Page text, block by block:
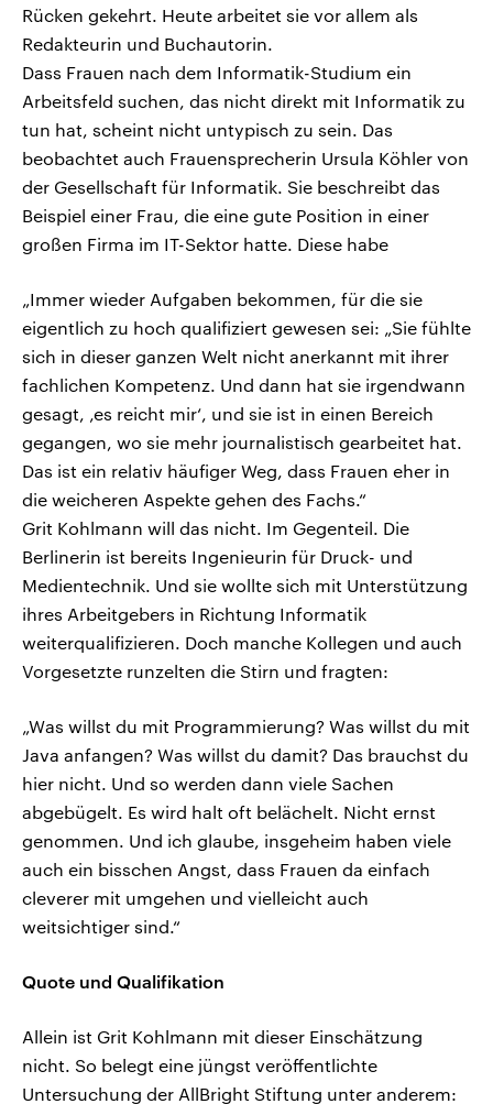
Rücken gekehrt. Heute arbeitet sie vor allem als
Redakteurin und Buchautorin.
Dass Frauen nach dem Informatik-Studium ein
Arbeitsfeld suchen, das nicht direkt mit Informatik zu
tun hat, scheint nicht untypisch zu sein. Das
beobachtet auch Frauensprecherin Ursula Köhler von
der Gesellschaft für Informatik. Sie beschreibt das
Beispiel einer Frau, die eine gute Position in einer
großen Firma im IT-Sektor hatte. Diese habe
„Immer wieder Aufgaben bekommen, für die sie
eigentlich zu hoch qualifiziert gewesen sei: „Sie fühlte
sich in dieser ganzen Welt nicht anerkannt mit ihrer
fachlichen Kompetenz. Und dann hat sie irgendwann
gesagt, ‚es reicht mir‘, und sie ist in einen Bereich
gegangen, wo sie mehr journalistisch gearbeitet hat.
Das ist ein relativ häufiger Weg, dass Frauen eher in
die weicheren Aspekte gehen des Fachs.“
Grit Kohlmann will das nicht. Im Gegenteil. Die
Berlinerin ist bereits Ingenieurin für Druck- und
Medientechnik. Und sie wollte sich mit Unterstützung
ihres Arbeitgebers in Richtung Informatik
weiterqualifizieren. Doch manche Kollegen und auch
Vorgesetzte runzelten die Stirn und fragten:
„Was willst du mit Programmierung? Was willst du mit
Java anfangen? Was willst du damit? Das brauchst du
hier nicht. Und so werden dann viele Sachen
abgebügelt. Es wird halt oft belächelt. Nicht ernst
genommen. Und ich glaube, insgeheim haben viele
auch ein bisschen Angst, dass Frauen da einfach
cleverer mit umgehen und vielleicht auch
weitsichtiger sind.“
Quote und Qualifikation
Allein ist Grit Kohlmann mit dieser Einschätzung
nicht. So belegt eine jüngst veröffentlichte
Untersuchung der AllBright Stiftung unter anderem: